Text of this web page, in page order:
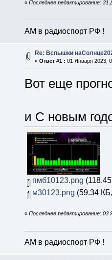
« Последнее редактирование: 31
АМ в радиоспорт РФ !
Re: Вспышки
« Ответ #1 : 01 Января 2023,
Вот еще
и С новым
пмб10123.png
м30123.png (59.34
« Последнее редактирование: 03
АМ в радиоспорт РФ !